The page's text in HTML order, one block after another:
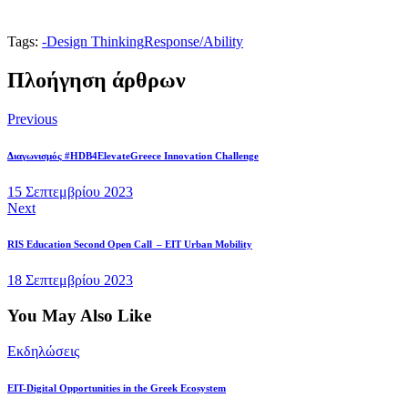
Tags: -Design ThinkingResponse/Ability
Πλοήγηση άρθρων
Previous
Διαγωνισμός #HDB4ElevateGreece Innovation Challenge
15 Σεπτεμβρίου 2023
Next
RIS Education Second Open Call – EIT Urban Mobility
18 Σεπτεμβρίου 2023
You May Also Like
Εκδηλώσεις
EIT-Digital Opportunities in the Greek Ecosystem